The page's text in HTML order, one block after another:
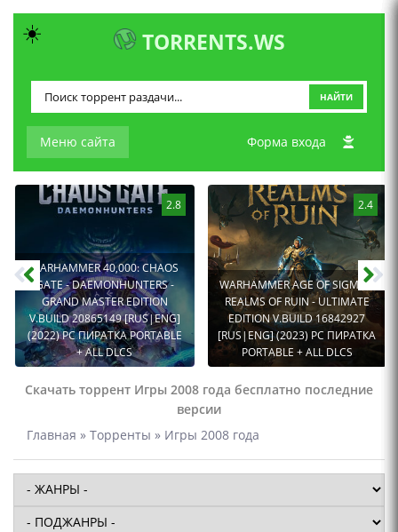
TORRENTS.WS
Меню сайта
НАЙТИ
Форма входа
2.8
WARHAMMER 40,000: CHAOS
GATE - DAEMONHUNTERS -
GRAND MASTER EDITION
V.BUILD 20865149 [RUS|ENG]
(2022) PC ПИРАТКА PORTABLE
+ ALL DLCS
2.4
WARHAMMER AGE OF SIGMAR:
REALMS OF RUIN - ULTIMATE
EDITION V.BUILD 16842927
[RUS|ENG] (2023) PC ПИРАТКА
PORTABLE + ALL DLCS
Скачать торрент Игры 2008 года бесплатно последние
версии
Главная » Торренты » Игры 2008 года
☀️